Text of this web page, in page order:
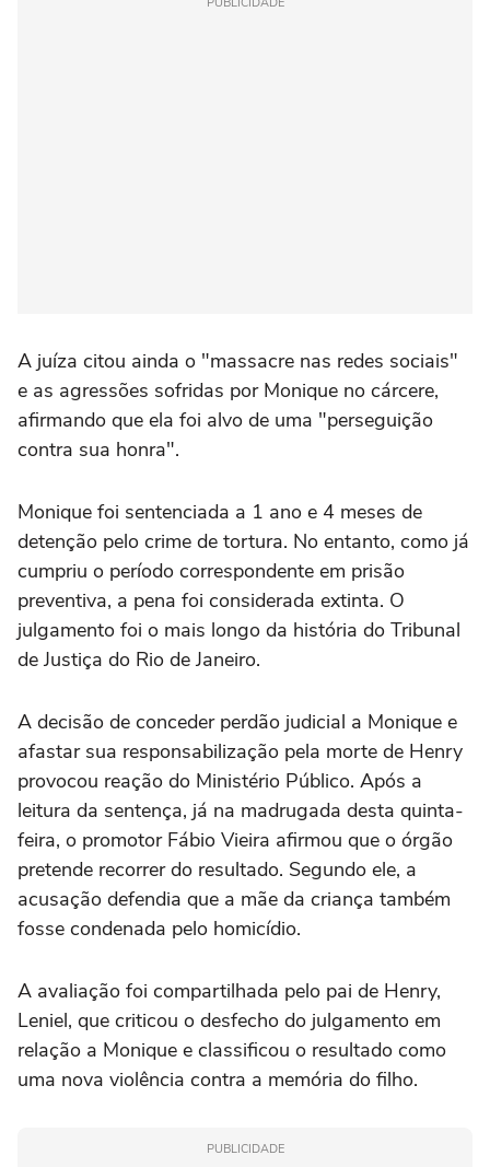
A juíza citou ainda o "massacre nas redes sociais"
e as agressões sofridas por Monique no cárcere,
afirmando que ela foi alvo de uma "perseguição
contra sua honra".
Monique foi sentenciada a 1 ano e 4 meses de
detenção pelo crime de tortura. No entanto, como já
cumpriu o período correspondente em prisão
preventiva, a pena foi considerada extinta. O
julgamento foi o mais longo da história do Tribunal
de Justiça do Rio de Janeiro.
A decisão de conceder perdão judicial a Monique e
afastar sua responsabilização pela morte de Henry
provocou reação do Ministério Público. Após a
leitura da sentença, já na madrugada desta quinta-
feira, o promotor Fábio Vieira afirmou que o órgão
pretende recorrer do resultado. Segundo ele, a
acusação defendia que a mãe da criança também
fosse condenada pelo homicídio.
A avaliação foi compartilhada pelo pai de Henry,
Leniel, que criticou o desfecho do julgamento em
relação a Monique e classificou o resultado como
uma nova violência contra a memória do filho.
PUBLICIDADE